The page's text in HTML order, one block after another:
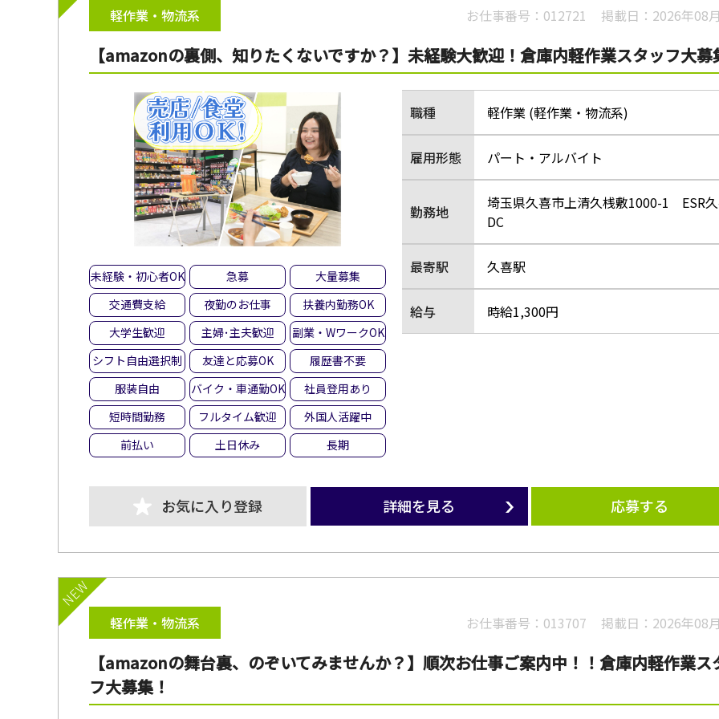
軽作業・物流系 お仕事番号： 012721 掲載日： 2026年08
【amazonの裏側、知りたくないですか？】未経験大歓迎！倉庫内軽作業スタッフ大募
未経験・初心者OK 急募
大量募集
交通費支給
夜勤のお仕事
扶養内勤務OK
大学生歓迎
主婦･主夫歓迎
副業・WワークOK
シフト自由選択制
友達と応募OK
履歴書不要
服装自由
バイク・車通勤OK
社員登用あり
短時間勤務
フルタイム歓迎
外国人活躍中
前払い
土日休み 長期
職種 軽作業 (軽作業・物流系)
雇用形態 パート・アルバイト
勤務地
埼玉県久喜市上清久桟敷1000-1 ESR
DC
最寄駅 久喜駅
給与 時給1,300円
お気に入り登録 詳細を見る 応募する
NEW
軽作業・物流系 お仕事番号： 013707 掲載日： 2026年08
【amazonの舞台裏、のぞいてみませんか？】順次お仕事ご案内中！！倉庫内軽作業ス
フ大募集！